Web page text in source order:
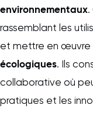
environnementaux.
rassemblant les
et mettre en œuvre
écologiques. Ils
collaborative où
pratiques et les